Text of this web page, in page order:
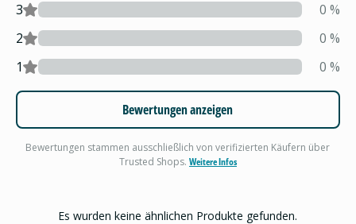
3
0 %
2
0 %
1
0 %
Bewertungen anzeigen
Bewertungen stammen ausschließlich von verifizierten Käufern über
Trusted Shops. Weitere Infos
Es wurden keine ähnlichen Produkte gefunden.